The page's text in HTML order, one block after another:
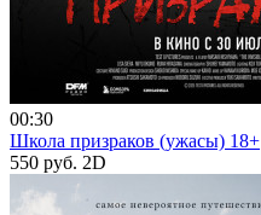
00:30
Школа призраков (ужасы) 18+
550 руб. 2D